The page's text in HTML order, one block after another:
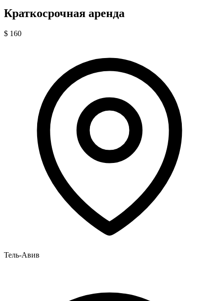
Краткосрочная аренда
$ 160
Тель-Авив